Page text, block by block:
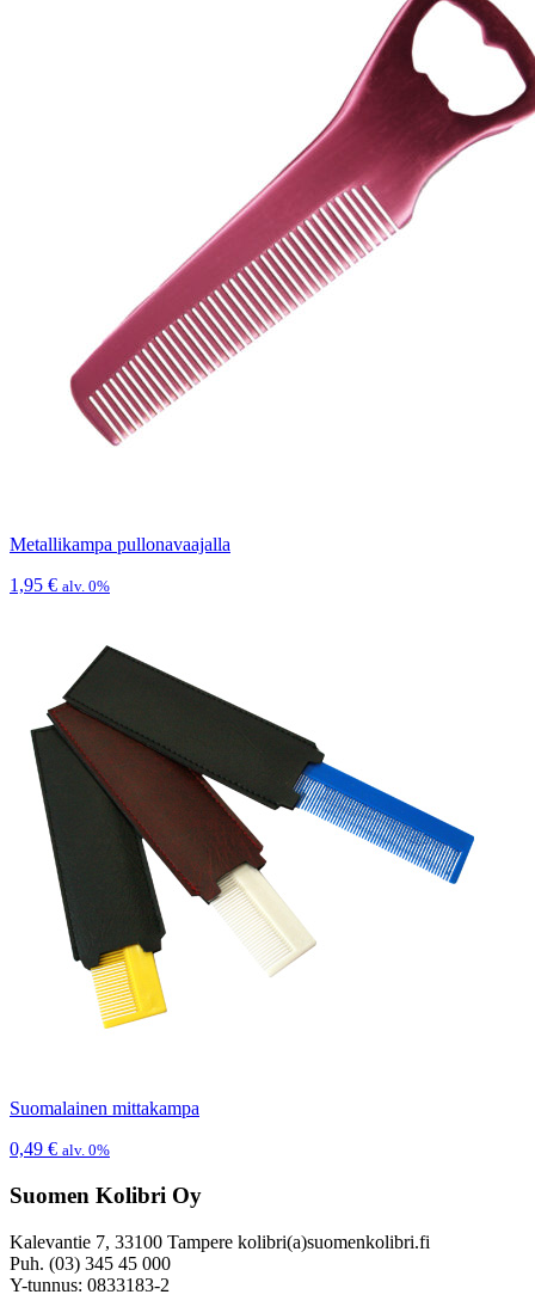
Metallikampa pullonavaajalla
1,95 € alv. 0%
Suomalainen mittakampa
0,49 € alv. 0%
Suomen Kolibri Oy
Kalevantie 7, 33100 Tampere kolibri(a)suomenkolibri.fi
Puh. (03) 345 45 000
Y-tunnus: 0833183-2